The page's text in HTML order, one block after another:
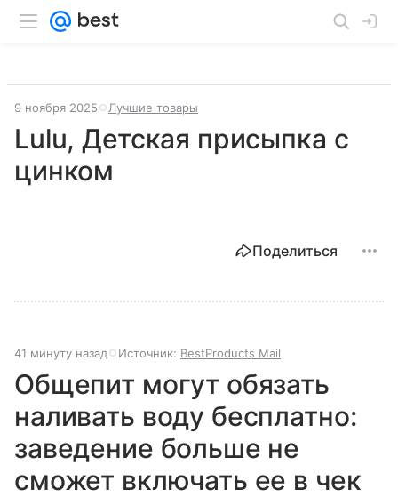
9 ноября 2025 Лучшие товары
Lulu, Детская присыпка с
цинком
Поделиться
41 минуту назад Источник: BestProducts Mail
Общепит могут обязать
наливать воду бесплатно:
заведение больше не
сможет включать ее в чек